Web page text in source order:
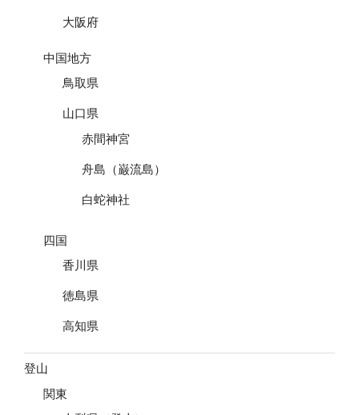
大阪府
中国地方
鳥取県
山口県
赤間神宮
舟島（巌流島）
白蛇神社
四国
香川県
徳島県
高知県
登山
関東